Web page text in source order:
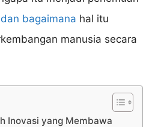
dan bagaimana hal itu
manusia secara
Inovasi yang Membawa